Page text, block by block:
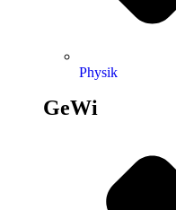
Physik
GeWi